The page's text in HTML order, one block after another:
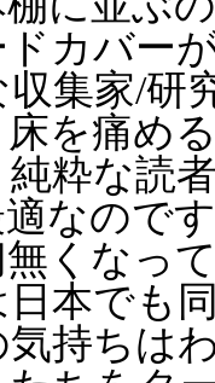
カバー
集家/研
を痛め
粋な読
なので
くなっ
本でも
持ちは